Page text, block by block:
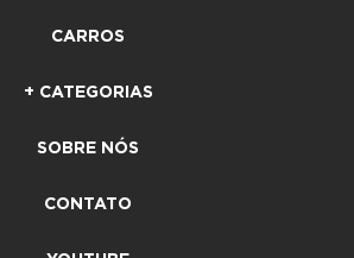
CARROS
+ CATEGORIAS
SOBRE NÓS
CONTATO